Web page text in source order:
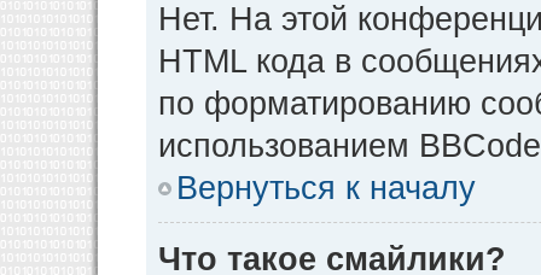
Нет. На этой
HTML кода в
по форматированию
использованием
Вернуться к началу
Что такое смайлики?